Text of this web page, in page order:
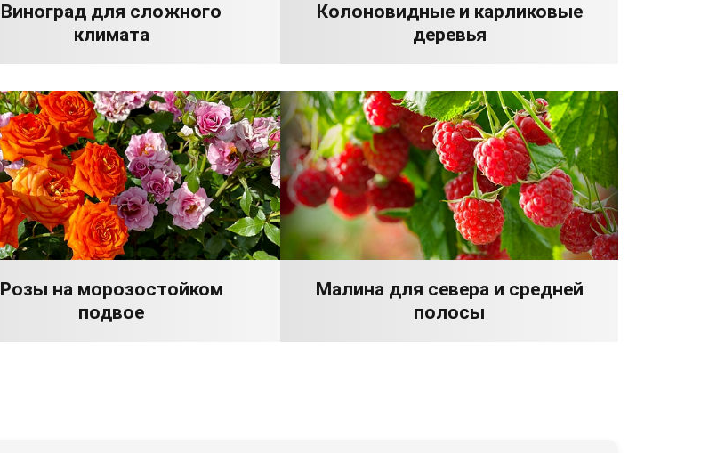
Виноград для сложного
климата
Колоновидные и карликовые
деревья
Розы на морозостойком
подвое
Малина для севера и средней
полосы